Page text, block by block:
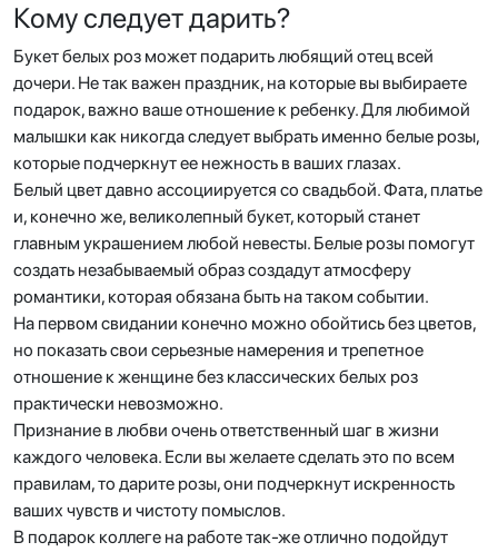
Кому следует дарить?
Букет белых роз может подарить любящий отец всей
дочери. Не так важен праздник, на которые вы выбираете
подарок, важно ваше отношение к ребенку. Для любимой
малышки как никогда следует выбрать именно белые розы,
которые подчеркнут ее нежность в ваших глазах.
Белый цвет давно ассоциируется со свадьбой. Фата, платье
и, конечно же, великолепный букет, который станет
главным украшением любой невесты. Белые розы помогут
создать незабываемый образ создадут атмосферу
романтики, которая обязана быть на таком событии.
На первом свидании конечно можно обойтись без цветов,
но показать свои серьезные намерения и трепетное
отношение к женщине без классических белых роз
практически невозможно.
Признание в любви очень ответственный шаг в жизни
каждого человека. Если вы желаете сделать это по всем
правилам, то дарите розы, они подчеркнут искренность
ваших чувств и чистоту помыслов.
В подарок коллеге на работе так-же отлично подойдут